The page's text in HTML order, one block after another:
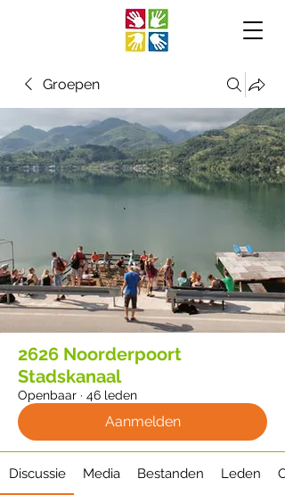
Groepen
2626 Noorderpoort
Stadskanaal
Openbaar · 46 leden
Aanmelden
Discussie Media Bestanden Leden